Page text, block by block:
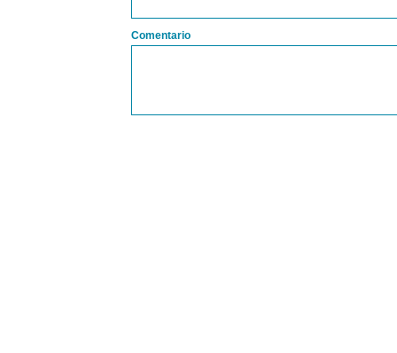
Comentario